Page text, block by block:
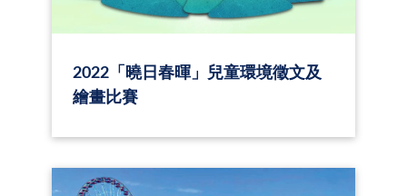
2022「曉日春暉」兒童環境徵文及
繪畫比賽